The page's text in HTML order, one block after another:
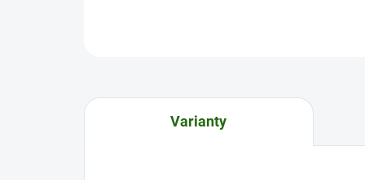
Varianty